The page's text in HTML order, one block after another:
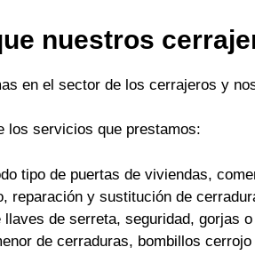
nuestros
en el sector de los cerrajeros y
los servicios que prestamos:
tipo de puertas de viviendas,
reparación y sustitución de
llaves de serreta, seguridad, gorjas
de cerraduras, bombillos